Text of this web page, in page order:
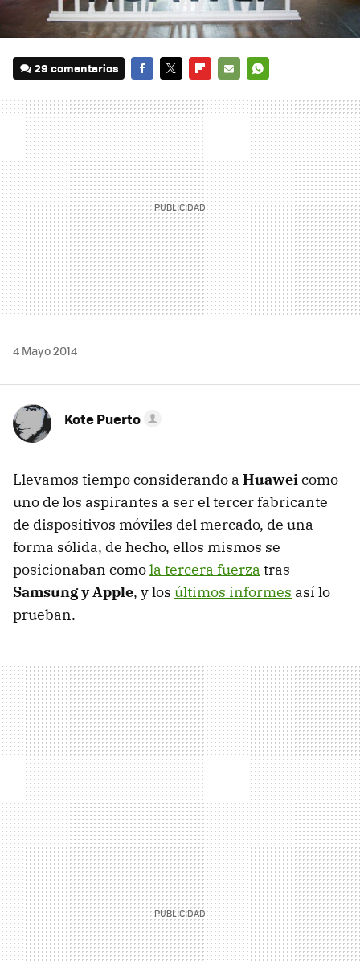
29 comentarios
MAIL
4 Mayo 2014
Kote Puerto
Llevamos tiempo considerando a Huaweicomo
uno de los aspirantes a ser el tercer fabricante
de dispositivos móviles del mercado, de una
forma sólida, de hecho, ellos mismos se
posicionaban comola tercera fuerza tras
Samsung y Apple, y los últimos informes así lo
prueban.